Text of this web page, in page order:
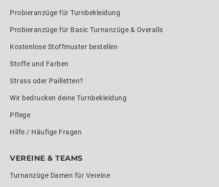
Probieranzüge für Turnbekleidung
Probieranzüge für Basic Turnanzüge & Overalls
Kostenlose Stoffmuster bestellen
Stoffe und Farben
Strass oder Pailletten?
Wir bedrucken deine Turnbekleidung
Pflege
Hilfe / Häufige Fragen
VEREINE & TEAMS
Turnanzüge Damen für Vereine